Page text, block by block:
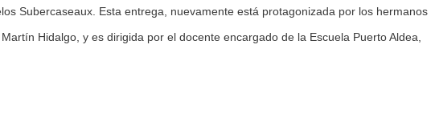
Subercaseaux. Esta entrega, nuevamente está protagonizada por los hermanos
Hidalgo, y es dirigida por el docente encargado de la Escuela Puerto Aldea,